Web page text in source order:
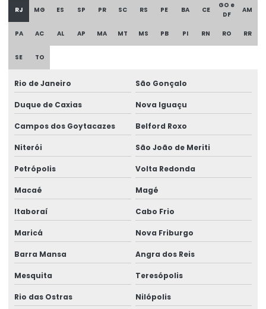
Assistencia técnica perícia trabalhista
Assistência técnica pericial
Assistência técnica para perícias de insalubridade e
periculosidade
Assistência técnica em perícias judiciais
Assistente técnico em ergonomia
Assistente técnico médico
Assistente técnico perícia médica judicial
Avaliação da capacidade laborativa
RJ MG ES SP PR SC RS PE BA CE
GO e
DF
AM
PA AC AL AP MA MT MS PB PI RN RO RR
SE TO
Rio de Janeiro São Gonçalo
Duque de Caxias Nova Iguaçu
Campos dos Goytacazes Belford Roxo
Niterói São João de Meriti
Petrópolis Volta Redonda
Macaé Magé
Itaboraí Cabo Frio
Maricá Nova Friburgo
Barra Mansa Angra dos Reis
Mesquita Teresópolis
Rio das Ostras Nilópolis